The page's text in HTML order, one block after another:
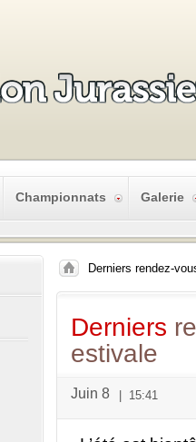
Championnats Galerie
Derniers rendez-
Derniers
estivale
Juin 8 15:41